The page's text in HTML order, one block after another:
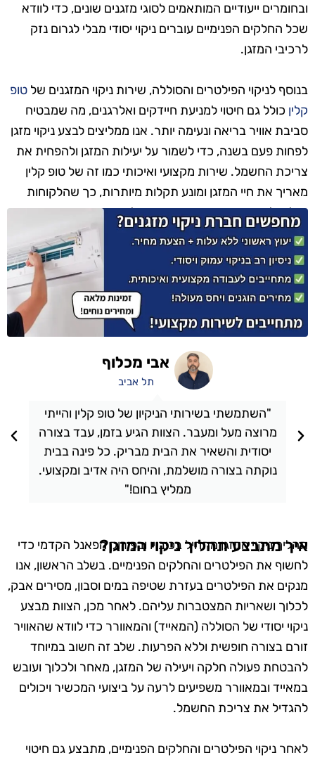
ובחומרים ייעודיים המותאמים לסוגי מזגנים שונים, כדי לוודא
שכל החלקים הפנימיים עוברים ניקוי יסודי מבלי לגרום נזק
לרכיבי המזגן.
בנוסף לניקוי הפילטרים והסוללה, שירות ניקוי המזגנים של טופ
קלין כולל גם חיטוי למניעת חיידקים ואלרגנים, מה שמבטיח
סביבת אוויר בריאה ונעימה יותר. אנו ממליצים לבצע ניקוי מזגן
לפחות פעם בשנה, כדי לשמור על יעילות המזגן ולהפחית את
צריכת החשמל. שירות מקצועי ואיכותי כמו זה של טופ קלין
מאריך את חיי המזגן ומונע תקלות מיותרות, כך שהלקוחות
יכולים ליהנות ממזגן תקין, נקי ומוכן לעבודה.
"השתמשתי בשירותי הניקיון של טופ קלין והייתי
מרוצה מעל ומעבר. הצוות הגיע בזמן, עבד בצורה
יסודית והשאיר את הבית מבריק. כל פינה בבית
נוקתה בצורה מושלמת, והיחס היה אדיב ומקצועי.
ממליץ בחום!"
אבי מכלוף
תל אביב
איך מתבצע תהליך ניקוי המזגן?
תהליך ניקוי המזגן מתחיל בכיבויו ובפירוק הפאנל הקדמי כדי
לחשוף את הפילטרים והחלקים הפנימיים. בשלב הראשון, אנו
מנקים את הפילטרים בעזרת שטיפה במים וסבון, מסירים אבק,
לכלוך ושאריות המצטברות עליהם. לאחר מכן, הצוות מבצע
ניקוי יסודי של הסוללה (המאייד) והמאוורר כדי לוודא שהאוויר
זורם בצורה חופשית וללא הפרעות. שלב זה חשוב במיוחד
להבטחת פעולה חלקה ויעילה של המזגן, מאחר ולכלוך ועובש
במאייד ובמאוורר משפיעים לרעה על ביצועי המכשיר ויכולים
להגדיל את צריכת החשמל.
לאחר ניקוי הפילטרים והחלקים הפנימיים, מתבצע גם חיטוי